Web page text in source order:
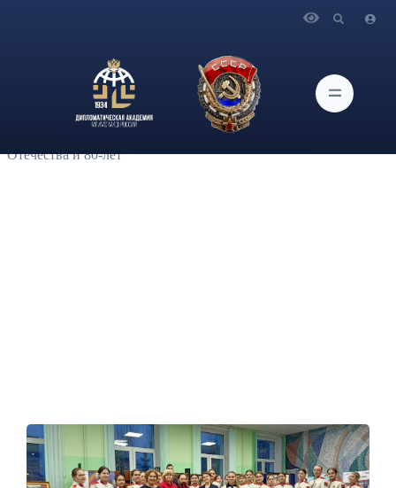
совместно с Музеем оружия Москвы открыл выставку
«Победа в сердцах поколений» в Кадетской школе
государственных воспитанниц Первого Московского
кадетского корпуса, приуроченную к Году защитника
Отечества и 80-лет